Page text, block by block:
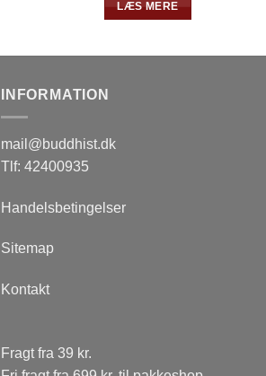
LÆS MERE
INFORMATION
mail@buddhist.dk
Tlf: 42400935
Handelsbetingelser
Sitemap
Kontakt
Fragt fra 39 kr.